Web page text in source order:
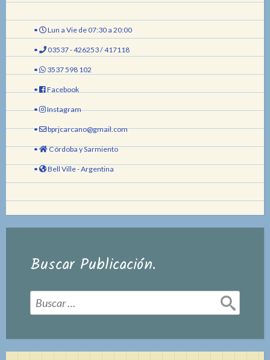
• Lun a Vie de 07:30 a 20:00
• 03537 - 426253 / 417118
• 3537 598 102
• Facebook
• Instagram
• bprjcarcano@gmail.com
• Córdoba y Sarmiento
• Bell Ville - Argentina
Buscar Publicación.
Buscar: